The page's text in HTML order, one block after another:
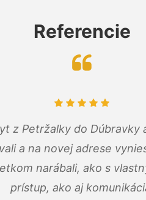
Referencie
z Petržalky do Dúbravky
a na novej adrese
narábali, ako s
prístup, ako aj